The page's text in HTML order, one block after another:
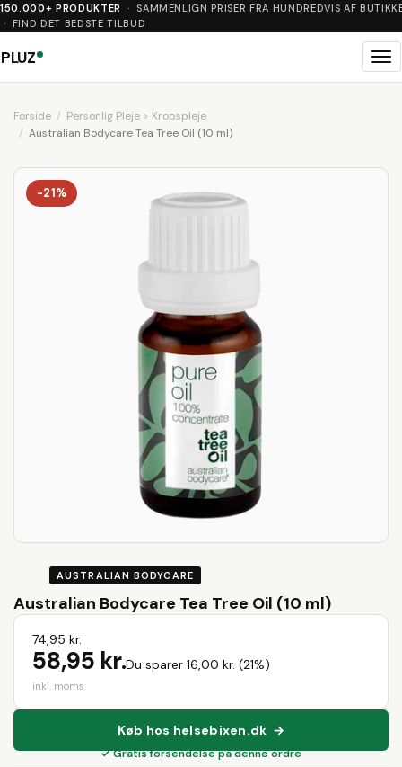
150.000+ PRODUKTER
· SAMMENLIGN PRISER FRA HUNDREDVIS AF
· FIND DET BEDSTE TILBUD
PLUZ
Forside
Personlig Pleje > Kropspleje
Australian Bodycare Tea Tree Oil (10 ml)
-21%
AUSTRALIAN BODYCARE
Australian Bodycare Tea Tree Oil (10 ml)
74,95 kr.
58,95 kr.Du sparer 16,00 kr. (21%)
inkl. moms
Køb hos helsebixen.dk →
✓ Gratis forsendelse på denne ordre